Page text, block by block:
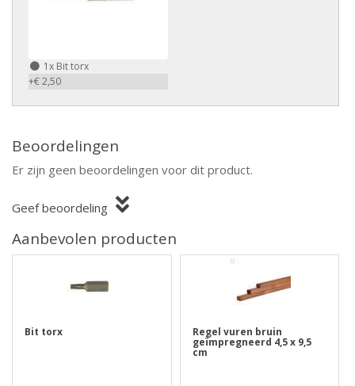
1x Bit torx
+€ 2,50
Beoordelingen
Er zijn geen beoordelingen voor dit product.
Geef beoordeling
Aanbevolen producten
Bit torx Regel vuren bruin
geïmpregneerd 4,5 x 9,5
cm